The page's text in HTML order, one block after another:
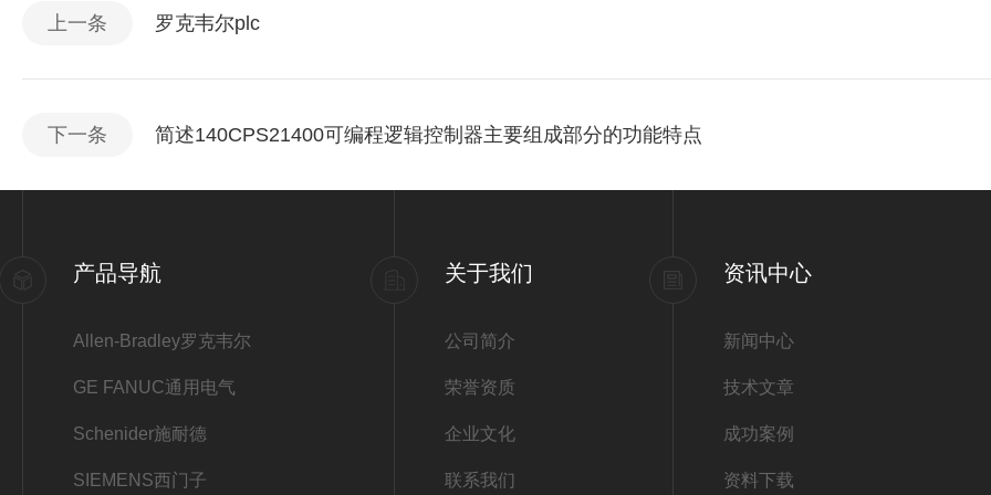
上一条 罗克韦尔plc
下一条 简述140CPS21400可编程逻辑控制器主要组成部分的功能特点
产品导航
Allen-Bradley罗克韦尔
GE FANUC通用电气
Schenider施耐德
SIEMENS西门子
关于我们
公司简介
荣誉资质
企业文化
联系我们
资讯中心
新闻中心
技术文章
成功案例
资料下载